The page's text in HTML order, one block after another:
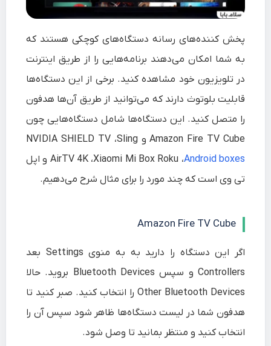
پخش کننده‌های رسانه دستگاه‌های کوچکی هستند که
به شما امکان می‌دهند برنامه‌هایی را از طریق اینترنت
در تلویزیون خود مشاهده کنید. برخی از این دستگاه‌ها
قابلیت بلوتوث دارند که می‌توانید از طریق آن‌ها هدفون
را متصل کنید. این دستگاه‌ها شامل دستگاه‌هایی چون
Amazon Fire TV Cube و NVIDIA SHIELD TV ،Sling
AirTV 4K ،Xiaomi Mi Box Roku ،Android boxes
و اپل
تی وی است که چند مورد را برای مثال شرح می‌دهیم.
Amazon Fire TV Cube
اگر این دستگاه را دارید به به منوی Settings بعد
Controllers و سپس Bluetooth Devices بروید. حالا
Other Bluetooth Devices را انتخاب کنید. صبر کنید تا
هدفون شما در لیست دستگاه‌ها ظاهر شود سپس آن را
انتخاب کنید و منتظر بمانید تا وصل شود.